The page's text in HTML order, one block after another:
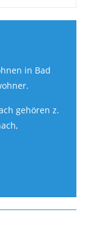
in Bad
gehören z.